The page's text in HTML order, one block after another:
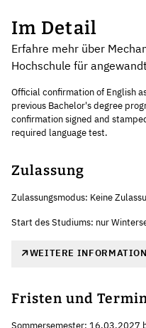
Im Detail
Erfahre mehr über
Hochschule für
Official confirmation of English
previous Bachelor's degree
confirmation signed and
required language test.
Zulassung
Zulassungsmodus: Keine
Start des Studiums: nur
WEITERE
Fristen und